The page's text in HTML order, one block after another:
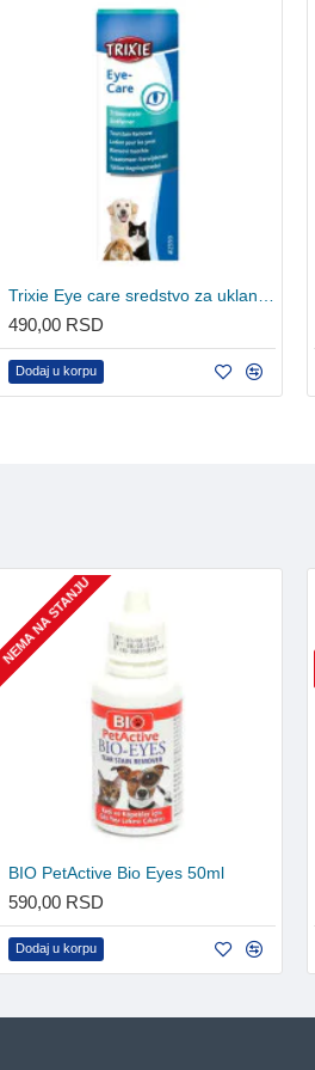
490,00 RSD
Dodaj u korpu
NEMA NA STANJU
BIO PetActive Bio Eyes 50ml
590,00 RSD
Dodaj u korpu